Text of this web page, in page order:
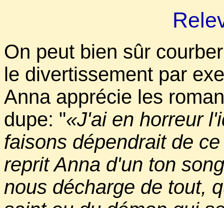
On peut bien sûr
le divertissement par
Anna apprécie les
dupe: "«J'ai en horreur
faisons dépendrait de
reprit Anna d'un ton
nous décharge de tout,